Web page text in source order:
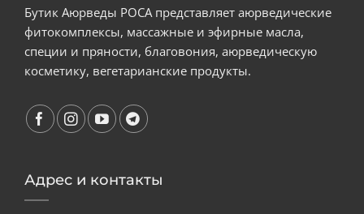
Бутик Аюрведы РОСА представляет аюрведические
фитокомплексы, массажные и эфирные масла,
специи и пряности, благовония, аюрведическую
косметику, вегетарианские продукты.
Адрес и контакты